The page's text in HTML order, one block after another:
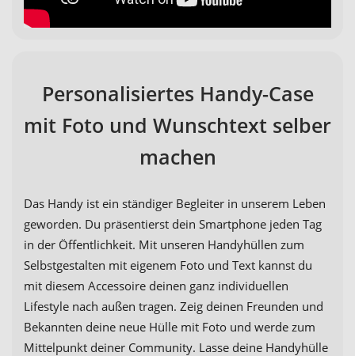
Personalisiertes Handy-Case
mit Foto und Wunschtext selber
machen
Das Handy ist ein ständiger Begleiter in unserem Leben
geworden. Du präsentierst dein Smartphone jeden Tag
in der Öffentlichkeit. Mit unseren Handyhüllen zum
Selbstgestalten mit eigenem Foto und Text kannst du
mit diesem Accessoire deinen ganz individuellen
Lifestyle nach außen tragen. Zeig deinen Freunden und
Bekannten deine neue Hülle mit Foto und werde zum
Mittelpunkt deiner Community. Lasse deine Handyhülle